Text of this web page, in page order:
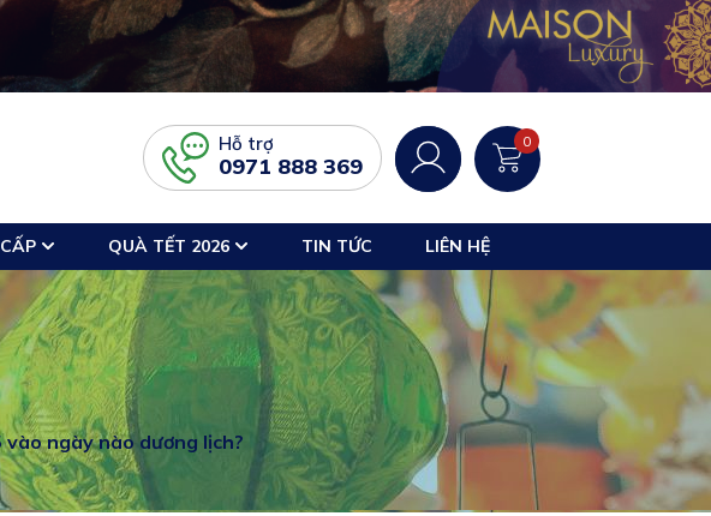
Hỗ trợ
0971 888 369
0
QUÀ TẾT 2026 TIN TỨC LIÊN HỆ
ngày nào dương lịch?